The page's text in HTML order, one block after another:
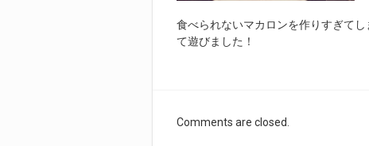
食べられないマカロンを作りすぎて
て遊びました！
Comments are closed.